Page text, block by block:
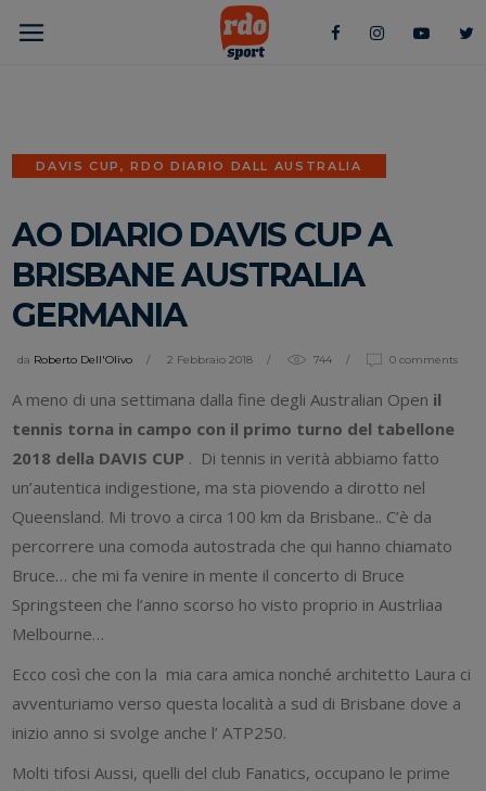
DAVIS CUP,RDO DIARIO DALL AUSTRALIA
AO DIARIO DAVIS CUP A
BRISBANE AUSTRALIA
GERMANIA
da Roberto Dell'Olivo 2 Febbraio 2018 744 0 comments
A meno di una settimana dalla fine degli Australian Open il
tennis torna in campo con il primo turno del tabellone
2018 della DAVIS CUP . Di tennis in verità abbiamo fatto
un’autentica indigestione, ma sta piovendo a dirotto nel
Queensland. Mi trovo a circa 100 km da Brisbane.. C’è da
percorrere una comoda autostrada che qui hanno chiamato
Bruce… che mi fa venire in mente il concerto di Bruce
Springsteen che l’anno scorso ho visto proprio in Austrliaa
Melbourne…
Ecco così che con la mia cara amica nonché architetto Laura ci
avventuriamo verso questa località a sud di Brisbane dove a
inizio anno si svolge anche l’ ATP250.
Molti tifosi Aussi, quelli del club Fanatics, occupano le prime